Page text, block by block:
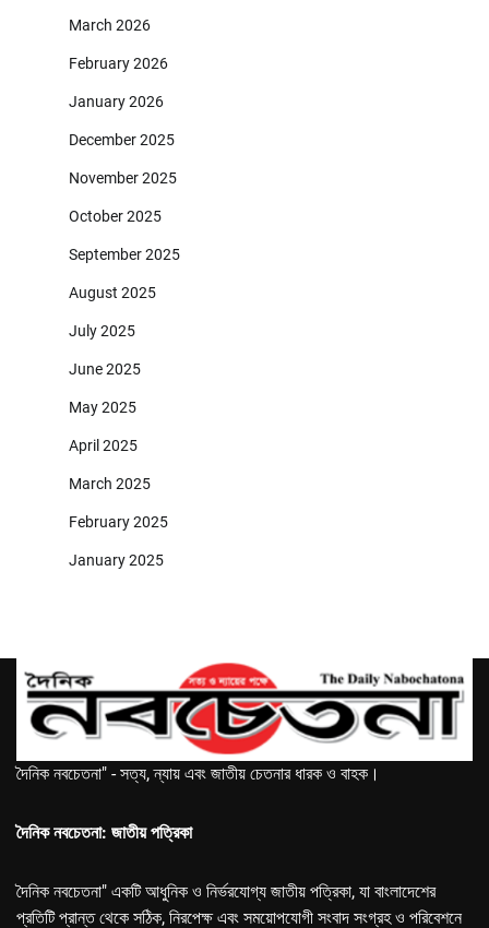
March 2026
February 2026
January 2026
December 2025
November 2025
October 2025
September 2025
August 2025
July 2025
June 2025
May 2025
April 2025
March 2025
February 2025
January 2025
দৈনিক নবচেতনা" - সত্য, ন্যায় এবং জাতীয় চেতনার ধারক ও বাহক।
দৈনিক নবচেতনা: জাতীয় পত্রিকা
দৈনিক নবচেতনা" একটি আধুনিক ও নির্ভরযোগ্য জাতীয় পত্রিকা, যা বাংলাদেশের
প্রতিটি প্রান্ত থেকে সঠিক, নিরপেক্ষ এবং সময়োপযোগী সংবাদ সংগ্রহ ও পরিবেশনে